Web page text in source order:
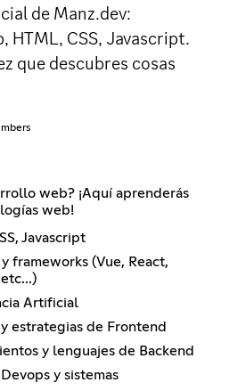
de Manz.dev:
HTML, CSS, Javascript.
que descubres cosas
web? ¡Aquí aprenderás
web!
Javascript
frameworks (Vue, React,
Artificial
y estrategias de Frontend
y lenguajes de Backend
y sistemas